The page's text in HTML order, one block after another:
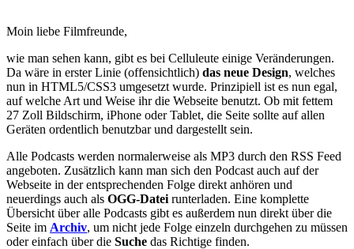
Moin liebe Filmfreunde,
wie man sehen kann, gibt es bei Celluleute einige Veränderungen.
Da wäre in erster Linie (offensichtlich) das neue Design, welches
nun in HTML5/CSS3 umgesetzt wurde. Prinzipiell ist es nun egal,
auf welche Art und Weise ihr die Webseite benutzt. Ob mit fettem
27 Zoll Bildschirm, iPhone oder Tablet, die Seite sollte auf allen
Geräten ordentlich benutzbar und dargestellt sein.
Alle Podcasts werden normalerweise als MP3 durch den RSS Feed
angeboten. Zusätzlich kann man sich den Podcast auch auf der
Webseite in der entsprechenden Folge direkt anhören und
neuerdings auch als OGG-Datei runterladen. Eine komplette
Übersicht über alle Podcasts gibt es außerdem nun direkt über die
Seite im Archiv, um nicht jede Folge einzeln durchgehen zu müssen
oder einfach über die Suche das Richtige finden.